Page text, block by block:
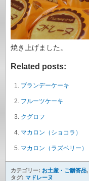
焼き上げました。
Related posts:
ブランデーケーキ
フルーツケーキ
クグロフ
マカロン（ショコラ）
マカロン（ラズベリー）
カテゴリー: お土産・ご贈答品,
タグ: マドレーヌ